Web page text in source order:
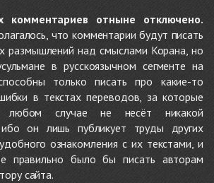
комментариев отныне отключено.
что комментарии будут писать
размышлений над смыслами Корана, но
в русскоязычном сегменте на
только писать про какие-то
в текстах переводов, за которые
случае не несёт никакой
ибо он лишь публикует труды других
ознакомления с их текстами, и
правильно было бы писать авторам
сайта.